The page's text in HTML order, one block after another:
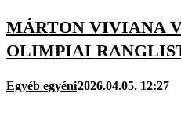
MÁRTON VIVIANA
OLIMPIAI
Egyéb egyéni2026.04.05. 12:27